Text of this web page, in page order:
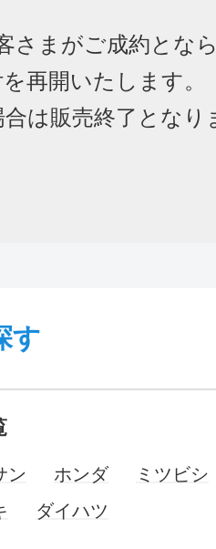
さまがご成約とな
再開いたします。
は販売終了となり
す
ン ホンダ
ミツビシ
ダイハツ